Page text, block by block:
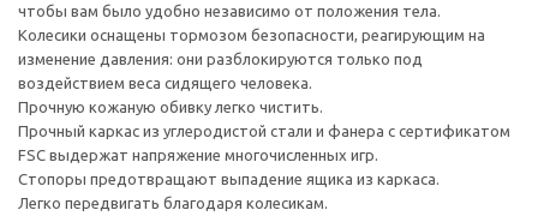
чтобы вам было удобно независимо от положения тела.
Колесики оснащены тормозом безопасности, реагирующим на
изменение давления: они разблокируются только под
воздействием веса сидящего человека.
Прочную кожаную обивку легко чистить.
Прочный каркас из углеродистой стали и фанера с сертификатом
FSC выдержат напряжение многочисленных игр.
Стопоры предотвращают выпадение ящика из каркаса.
Легко передвигать благодаря колесикам.